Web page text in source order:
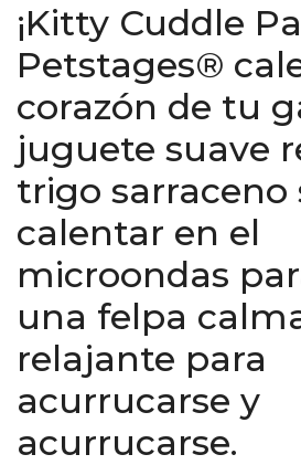
¡Kitty Cuddle
Petstages®
corazón de tu
juguete suave
trigo sarraceno
calentar en el
microondas
una felpa
relajante para
acurrucarse y
acurrucarse.